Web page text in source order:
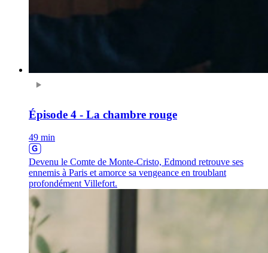
Épisode 4 - La chambre rouge
49 min
Devenu le Comte de Monte-Cristo, Edmond retrouve ses
ennemis à Paris et amorce sa vengeance en troublant
profondément Villefort.